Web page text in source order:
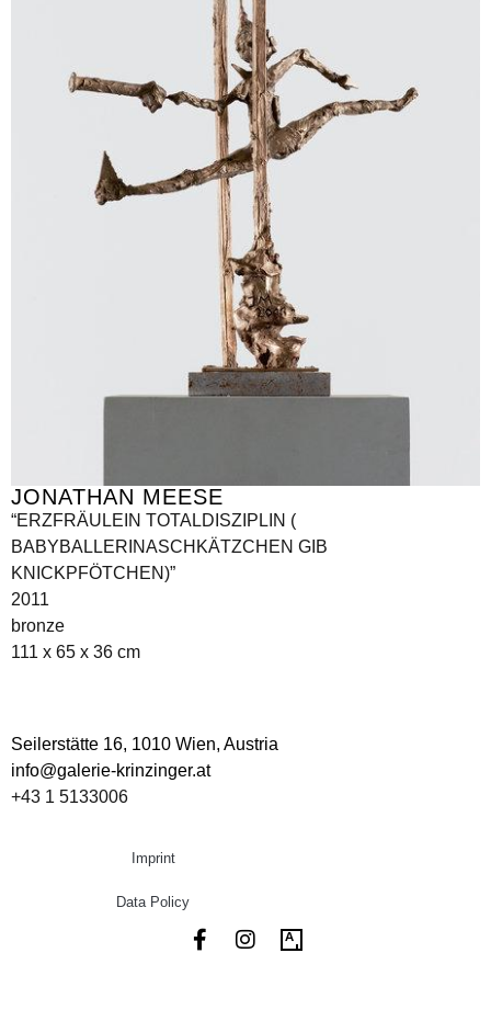
JONATHAN MEESE
“ERZFRÄULEIN TOTALDISZIPLIN (
BABYBALLERINASCHKÄTZCHEN GIB
KNICKPFÖTCHEN)”
2011
bronze
111 x 65 x 36 cm
Seilerstätte 16, 1010 Wien, Austria
info@galerie-krinzinger.at
+43 1 5133006
Imprint
Data Policy